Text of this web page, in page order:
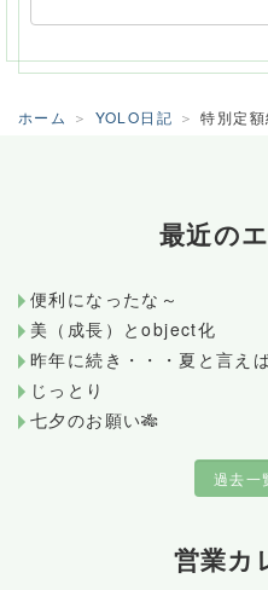
ホーム YOLO日記 特別定
最近の
便利になったな～
美（成長）とobject化
昨年に続き・・・夏と言えば
じっとり
七夕のお願い🎋
過去一
営業カ